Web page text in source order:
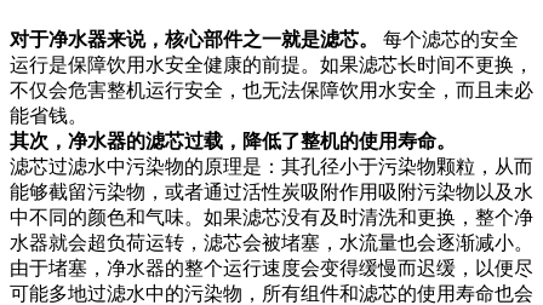
对于净水器来说，核心部件之一就是滤芯。
每个滤芯的安全
运行是保障饮用水安全健康的前提。如果滤芯长时间不更换，
不仅会危害整机运行安全，也无法保障饮用水安全，而且未必
能省钱。
其次，净水器的滤芯过载，降低了整机的使用寿命。
滤芯过滤水中污染物的原理是：其孔径小于污染物颗粒，从而
能够截留污染物，或者通过活性炭吸附作用吸附污染物以及水
中不同的颜色和气味。如果滤芯没有及时清洗和更换，整个净
水器就会超负荷运转，滤芯会被堵塞，水流量也会逐渐减小。
由于堵塞，净水器的整个运行速度会变得缓慢而迟缓，以便尽
可能多地过滤水中的污染物，所有组件和滤芯的使用寿命也会